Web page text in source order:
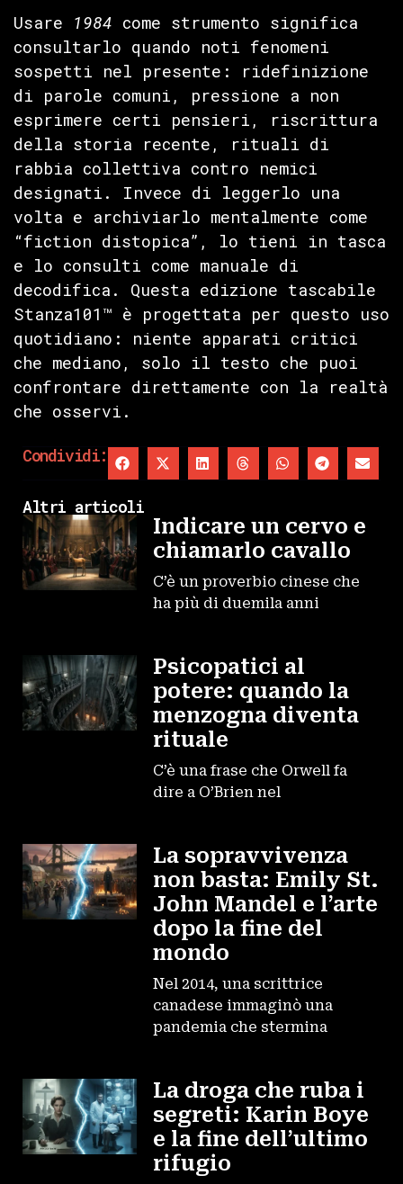
Usare 1984 come strumento significa
consultarlo quando noti fenomeni
sospetti nel presente: ridefinizione
di parole comuni, pressione a non
esprimere certi pensieri, riscrittura
della storia recente, rituali di
rabbia collettiva contro nemici
designati. Invece di leggerlo una
volta e archiviarlo mentalmente come
“fiction distopica”, lo tieni in tasca
e lo consulti come manuale di
decodifica. Questa edizione tascabile
Stanza101™ è progettata per questo uso
quotidiano: niente apparati critici
che mediano, solo il testo che puoi
confrontare direttamente con la realtà
che osservi.
Condividi:
Altri articoli
Indicare un cervo e
chiamarlo cavallo
C’è un proverbio cinese che
ha più di duemila anni
Psicopatici al
potere: quando la
menzogna diventa
rituale
C’è una frase che Orwell fa
dire a O’Brien nel
La sopravvivenza
non basta: Emily St.
John Mandel e l’arte
dopo la fine del
mondo
Nel 2014, una scrittrice
canadese immaginò una
pandemia che stermina
La droga che ruba i
segreti: Karin Boye
e la fine dell’ultimo
rifugio